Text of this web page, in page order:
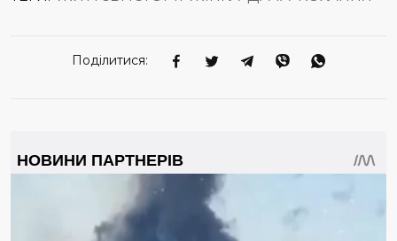
– Стоп-стоп, – підняв руку блакитноокий, – мій друг ще той
ситуацію Леся і потягнула подругу до виходу.
Вже на свіжому повітрі Поліна заспокоїлася і всміхнулася:
– Так і хотілося його прихлопнути!
Леся обійняла подругу за плечі.
– Поліно, слухай, вони, радше за все, жартували, може,
Поділитися: